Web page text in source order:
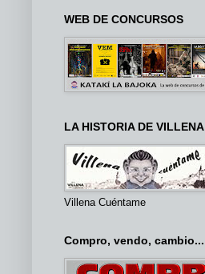
WEB DE CONCURSOS
LA HISTORIA DE VILLENA
Villena Cuéntame
Compro, vendo, cambio...